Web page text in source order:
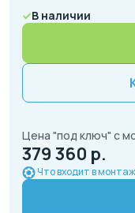
В наличии
Цена "под ключ" с
379 360 р.
Что входит в